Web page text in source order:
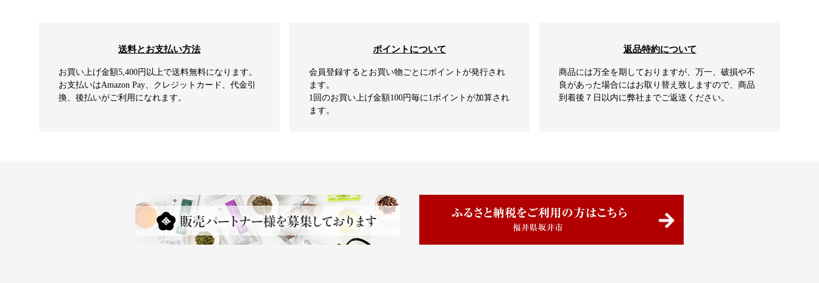
送料とお支払い方法
お買い上げ金額5,400円以上で送料無料になります。
お支払いはAmazon Pay、クレジットカード、代金引
換、後払いがご利用になれます。
ポイントについて
会員登録するとお買い物ごとにポイントが発行され
ます。
1回のお買い上げ金額100円毎に1ポイントが加算され
ます。
返品特約について
商品には万全を期しておりますが、万一、破損や不
良があった場合にはお取り替え致しますので、商品
到着後７日以内に弊社までご返送ください。